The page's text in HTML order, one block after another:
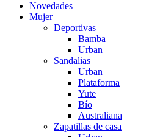
Novedades
Mujer
Deportivas
Bamba
Urban
Sandalias
Urban
Plataforma
Yute
Bío
Australiana
Zapatillas de casa